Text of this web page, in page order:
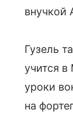
внучкой
Гузель
учится
уроки
на